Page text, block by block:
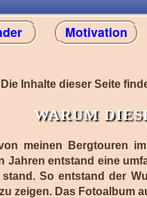
Motivation
Inhalte dieser Seite
WARUM
meinen Bergtouren
Jahren entstand eine
So entstand der
zeigen. Das Fotoalbum